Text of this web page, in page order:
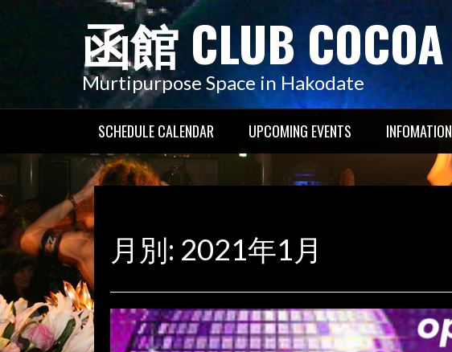
へ
プ
函館 CLUB COCOA
Murtipurpose Space in Hakodate
SCHEDULE CALENDAR UPCOMING EVENTS INFOMATION
月別: 2021年1月